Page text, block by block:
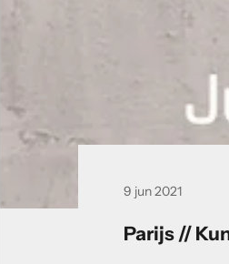
9 jun 2021
Parijs //